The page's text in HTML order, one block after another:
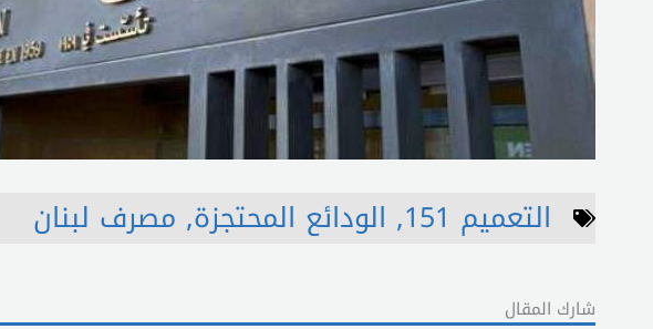
التعميم 151 , الودائع المحتجزة, مصرف لبنان
شارك المقال